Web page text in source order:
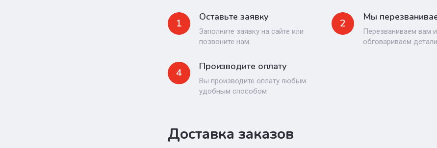
1 Оставьте заявку
Заполните заявку на сайте или
позвоните нам
2 Мы
Перезваниваем вам и
обговариваем
4 Производите оплату
Вы производите оплату любым
удобным способом
Доставка заказов